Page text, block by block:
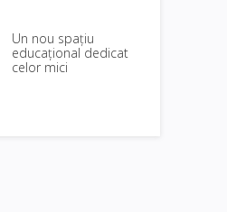
Un nou spațiu
educațional dedicat
celor mici